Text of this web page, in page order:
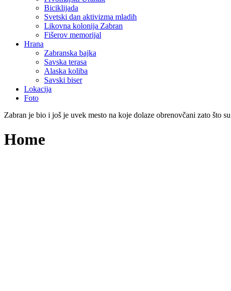
Biciklijada
Svetski dan aktivizma mladih
Likovna kolonija Zabran
Fišerov memorijal
Hrana
Zabranska bajka
Savska terasa
Alaska koliba
Savski biser
Lokacija
Foto
Zabran je bio i još je uvek mesto na koje dolaze obrenovčani zato što
Home